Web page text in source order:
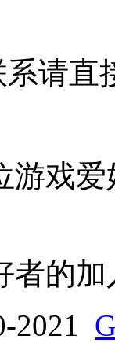
系请直
游戏
者的加
2021